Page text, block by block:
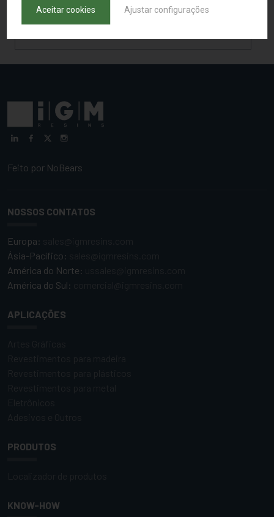
Feito por NoBears
NOSSOS CONTATOS
Europa:
Ásia-Pacífico:
América do Norte:
América do Sul:
APLICAÇÕES
PRODUTOS
KNOW-HOW
Aceitar cookies Ajustar configurações